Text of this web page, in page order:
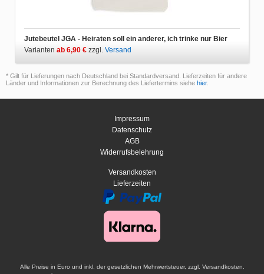
Jutebeutel JGA - Heiraten soll ein anderer, ich trinke nur Bier
Varianten ab 6,90 € zzgl. Versand
* Gilt für Lieferungen nach Deutschland bei Standardversand. Lieferzeiten für andere
Länder und Informationen zur Berechnung des Liefertermins siehe hier.
Impressum
Datenschutz
AGB
Widerrufsbelehrung
Versandkosten
Lieferzeiten
Alle Preise in Euro und inkl. der gesetzlichen Mehrwertsteuer, zzgl. Versandkosten.